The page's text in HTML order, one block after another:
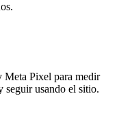
Meta Pixel para medir
seguir usando el sitio.